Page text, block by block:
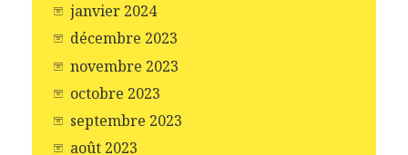
janvier 2024
décembre 2023
novembre 2023
octobre 2023
septembre 2023
août 2023